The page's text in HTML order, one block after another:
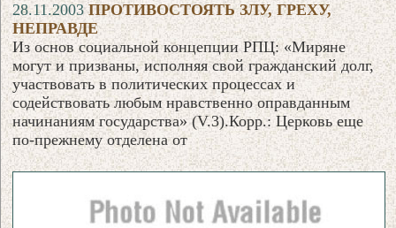
28.11.2003ПРОТИВОСТОЯТЬ ЗЛУ, ГРЕХУ,
НЕПРАВДЕ
Из основ социальной концепции РПЦ: «Миряне
могут и призваны, исполняя свой гражданский долг,
участвовать в политических процессах и
содействовать любым нравственно оправданным
начинаниям государства» (V.3).Корр.: Церковь еще
по-прежнему отделена от